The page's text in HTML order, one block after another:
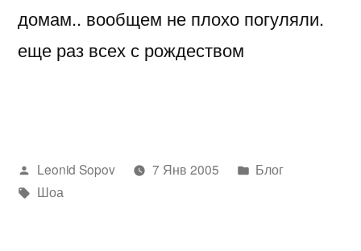
домам.. вообщем не плохо погуляли.
еще раз всех с рождеством
Написано
автором
Leonid Sopov 7 Янв 2005
Написано
Блог
Метки:
Шоа